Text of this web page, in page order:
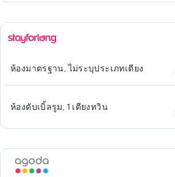
ห้องมาตรฐาน, ไม่ระบุประเภทเตียง
ห้องดับเบิ้ลรูม, 1 เตียงทวิน